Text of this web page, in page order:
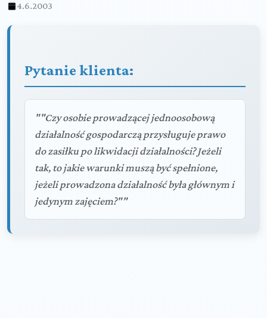
4.6.2003
Pytanie klienta:
""Czy osobie prowadzącej jednoosobową
działalność gospodarczą przysługuje prawo
do zasiłku po likwidacji działalności? Jeżeli
tak, to jakie warunki muszą być spełnione,
jeżeli prowadzona działalność była głównym i
jedynym zajęciem?""